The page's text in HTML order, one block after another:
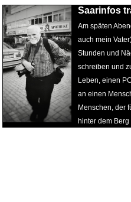
Saarinfos
Am späten
auch mein
Stunden und
schreiben und
Leben, einen
an einen
Menschen, der
hinter dem Berg